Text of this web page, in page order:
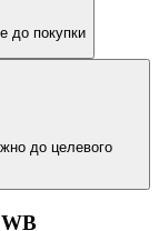
до покупки
до целевого